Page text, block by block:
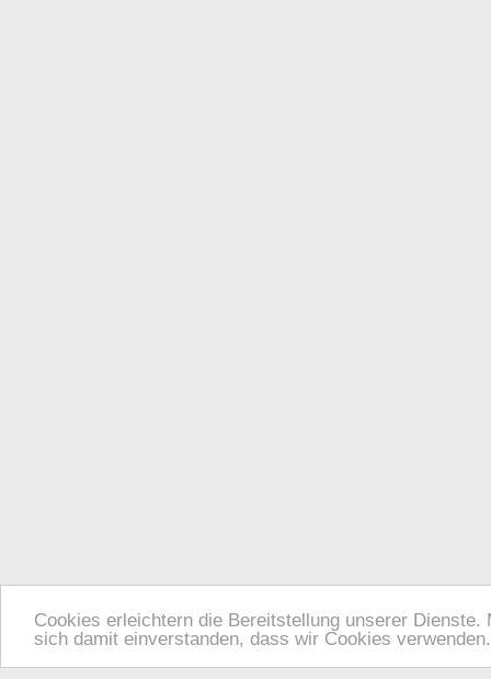
Cookies erleichtern die Bereitstellung unserer
sich damit einverstanden, dass wir Cookies